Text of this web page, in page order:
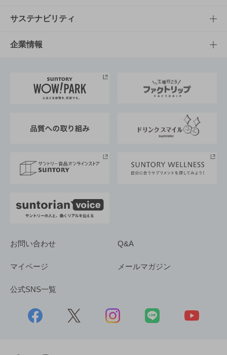
商品発売情報
栄養成分一覧
キャンペーン
工場見学
地域情報
文化・スポーツTOP
サントリーホール
サントリーサンバーズ大阪
サステナビリティ
サステナビリティTOP
サントリーが考えるサステナビリティ経営
企業情報
企業概要
採用情報
お問い合わせ Q&A
マイページ メールマガジン
公式SNS一覧